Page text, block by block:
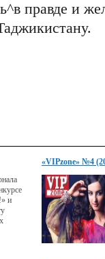
правде и
и
«VIPzone» №4